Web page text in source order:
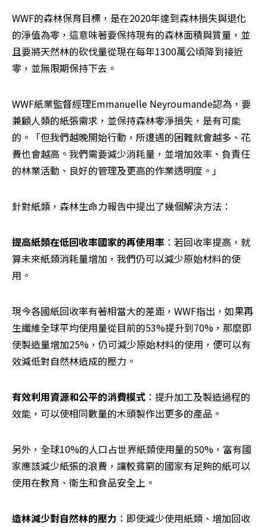
WWF的森林保育目標，是在2020年達到森林損失與退化
的淨值為零，這意味著要保持現有的森林面積與質量，並
且要將天然林的砍伐量從現在每年1300萬公頃降到接近
零，並無限期保持下去。
WWF紙業監督經理Emmanuelle Neyroumande認為，要
兼顧人類的紙張需求，並保持森林零淨損失，是有可能
的。「但我們越晚開始行動，所遭遇的困難就會越多、花
費也會越高。我們需要減少消耗量，並增加效率、負責任
的林業活動、良好的管理及更高的作業透明度。」
針對紙類，森林生命力報告中提出了幾個解決方法：
提高紙類在低回收率國家的再使用率 ：若回收率提高，就
算未來紙類消耗量增加，我們仍可以減少原始材料的使
用。
現今各國紙回收率有著相當大的差距，WWF指出，如果再
生纖維全球平均使用量從目前的53%提升到70%，那麼即
使製造量增加25%，仍可減少原始材料的使用，便可以有
效減低對自然林造成的壓力。
有效利用資源和公平的消費模式 ：提升加工及製造過程的
效能，可以使相同數量的木頭製作出更多的產品。
另外，全球10%的人口占世界紙類使用量的50%，富有國
家應該減少紙張的浪費，讓較貧窮的國家有足夠的紙可以
使用在教育、衛生和食品安全上。
造林減少對自然林的壓力 ：即使減少使用紙類、增加回收